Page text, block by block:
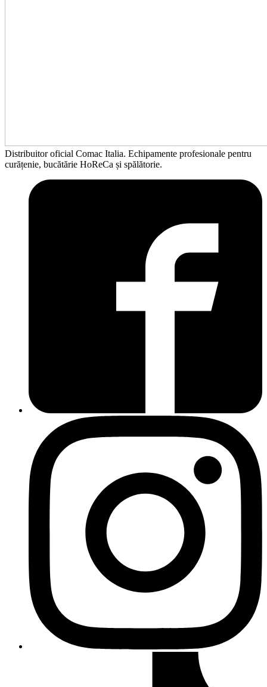
Distribuitor oficial Comac Italia. Echipamente profesionale pentru
curățenie, bucătărie HoReCa și spălătorie.